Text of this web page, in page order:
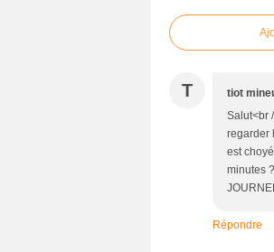
T tiot
Salut<br
regarder
est
minutes
Répondre